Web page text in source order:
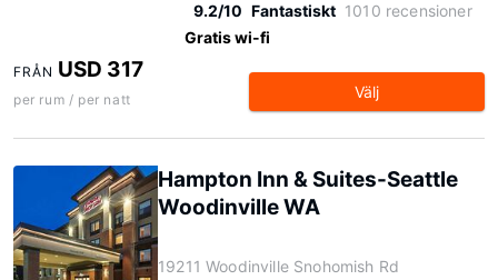
9.2/10 Fantastiskt 1010 recensioner
Gratis wi-fi
FRÅN USD 317
per rum / per natt Välj
Hampton Inn & Suites-Seattle
Woodinville WA
19211 Woodinville Snohomish Rd